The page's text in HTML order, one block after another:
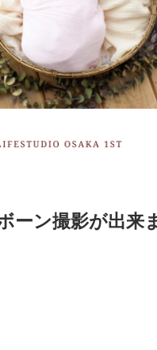
ーン撮影が出来